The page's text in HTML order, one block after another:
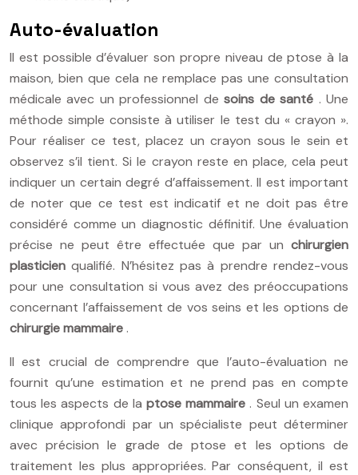
Auto-évaluation
Il est possible d’évaluer son propre niveau de ptose à la
maison, bien que cela ne remplace pas une consultation
médicale avec un professionnel desoins de santé . Une
méthode simple consiste à utiliser le test du « crayon ».
Pour réaliser ce test, placez un crayon sous le sein et
observez s’il tient. Si le crayon reste en place, cela peut
indiquer un certain degré d’affaissement. Il est important
de noter que ce test est indicatif et ne doit pas être
considéré comme un diagnostic définitif. Une évaluation
précise ne peut être effectuée que par un chirurgien
plasticienqualifié. N’hésitez pas à prendre rendez-vous
pour une consultation si vous avez des préoccupations
concernant l’affaissement de vos seins et les options de
chirurgie mammaire .
Il est crucial de comprendre que l’auto-évaluation ne
fournit qu’une estimation et ne prend pas en compte
tous les aspects de la ptose mammaire . Seul un examen
clinique approfondi par un spécialiste peut déterminer
avec précision le grade de ptose et les options de
traitement les plus appropriées. Par conséquent, il est